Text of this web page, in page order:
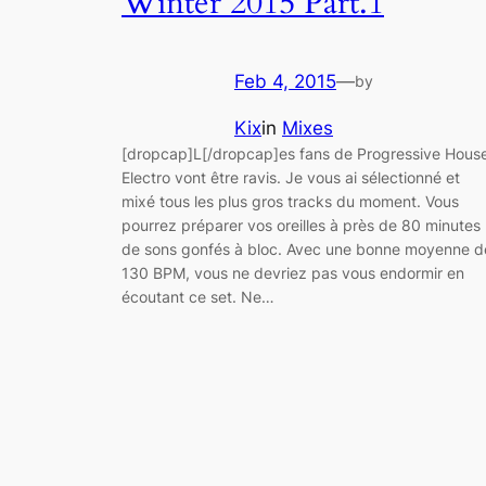
Feb 4, 2015—by
Kixin Mixes
[dropcap]L[/dropcap]es fans de Progressive
Electro vont être ravis. Je vous ai sélectionné et
mixé tous les plus gros tracks du moment. Vous
pourrez préparer vos oreilles à près de 80 minutes
de sons gonfés à bloc. Avec une bonne moyenne
130 BPM, vous ne devriez pas vous endormir en
écoutant ce set. Ne…